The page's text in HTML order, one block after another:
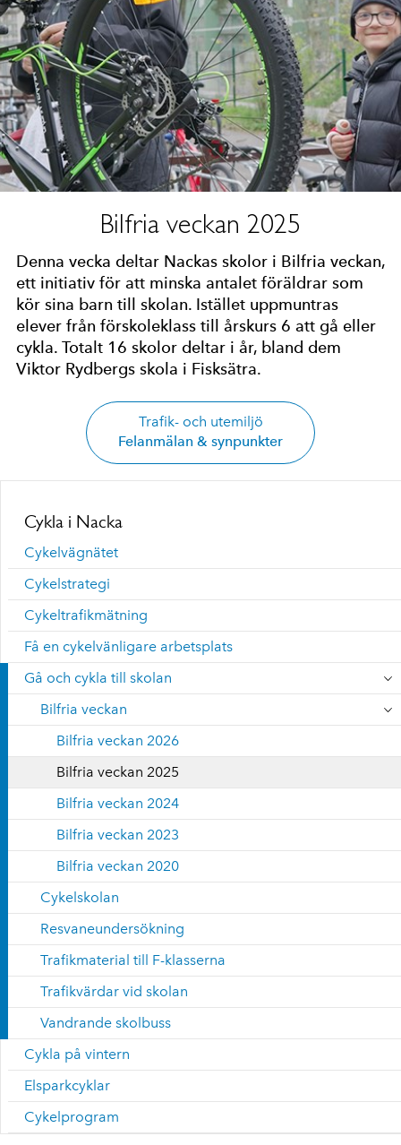
Bilfria veckan 2025
Denna vecka deltar Nackas skolor i Bilfria veckan,
ett initiativ för att minska antalet föräldrar som
kör sina barn till skolan. Istället uppmuntras
elever från förskoleklass till årskurs 6 att gå eller
cykla. Totalt 16 skolor deltar i år, bland dem
Viktor Rydbergs skola i Fisksätra.
Trafik- och utemiljö
Felanmälan & synpunkter
Cykla i Nacka
Cykelvägnätet
Cykelstrategi
Cykeltrafikmätning
Få en cykelvänligare arbetsplats
Gå och cykla till skolan
Bilfria veckan
Bilfria veckan 2026
Bilfria veckan 2025
Bilfria veckan 2024
Bilfria veckan 2023
Bilfria veckan 2020
Cykelskolan
Resvaneundersökning
Trafikmaterial till F-klasserna
Trafikvärdar vid skolan
Vandrande skolbuss
Cykla på vintern
Elsparkcyklar
Cykelprogram